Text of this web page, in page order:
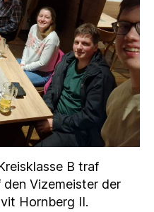
B traf
Vizemeister der
Hornberg II.